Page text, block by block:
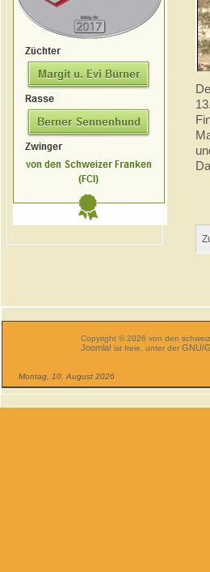
Copyright © 2026 von den
Joomla! ist freie, unter derGNU/
Montag, 10. August 2026